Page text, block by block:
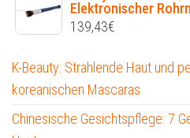
Elektronischer
139,43€
K-Beauty: Strahlende Haut und
koreanischen Mascaras
Chinesische Gesichtspflege: 7